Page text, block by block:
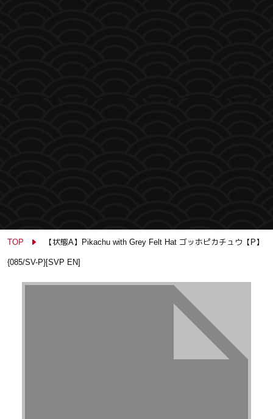
TOP 【状態A】Pikachu with Grey Felt Hat ゴッホピカチュウ【P】
{085/SV-P}[SVP EN]